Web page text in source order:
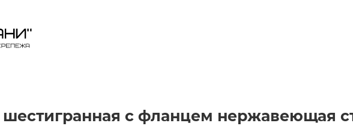
шестигранная с фланцем нержавеющая